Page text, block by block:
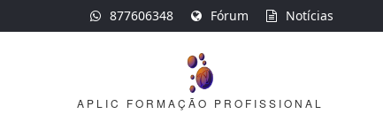
877606348 Fórum Notícias
APLIC FORMAÇÃO PROFISSIONAL